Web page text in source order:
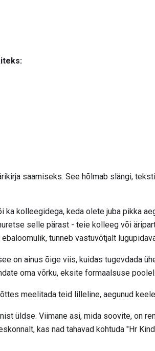
saamiseks. See hõlmab slängi,
kolleegidega, keda olete juba pikka
selle pärast - teie kolleeg või
tunneb vastuvõtjalt
on ainus õige viis, kuidas tugevdada
oma võrku, eksite formaalsuse poolel.
meelitada teid lilleline, aegunud
üldse. Viimane asi, mida soovite, on
kas nad tahavad kohtuda "Hr